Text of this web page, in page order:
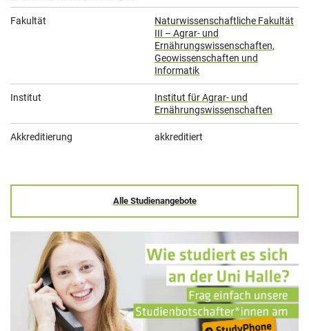
Fakultät
Naturwissenschaftliche Fakultät
III – Agrar- und
Ernährungswissenschaften,
Geowissenschaften und
Informatik
Institut
Institut für Agrar- und
Ernährungswissenschaften
Akkreditierung akkreditiert
Alle Studienangebote